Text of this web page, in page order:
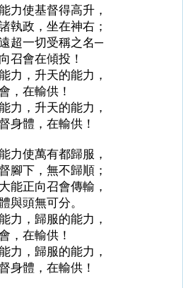
力使基督得高升，
執政，坐在神右；
超一切受稱之名─
召會在傾投！
力，升天的能力，
，在輸供！
力，升天的能力，
身體，在輸供！
力使萬有都歸服，
腳下，無不歸順；
能正向召會傳輸，
與頭無可分。
力，歸服的能力，
，在輸供！
力，歸服的能力，
身體，在輸供！